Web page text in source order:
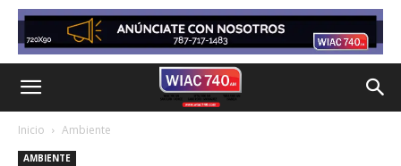
Inicio Ambiente
AMBIENTE